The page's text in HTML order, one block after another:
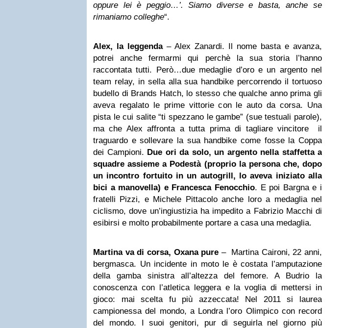
oppure lei è peggio…’. Siamo diverse e basta, anche se
rimaniamo colleghe“.
Alex, la leggenda– Alex Zanardi. Il nome basta e avanza,
potrei anche fermarmi qui perchè la sua storia l’hanno
raccontata tutti. Però…due medaglie d’oro e un argento nel
team relay, in sella alla sua handbike percorrendo il tortuoso
budello di Brands Hatch, lo stesso che qualche anno prima gli
aveva regalato le prime vittorie con le auto da corsa. Una
pista le cui salite “ti spezzano le gambe” (sue testuali parole),
ma che Alex affronta a tutta prima di tagliare vincitore il
traguardo e sollevare la sua handbike come fosse la Coppa
dei Campioni. Due ori da solo, un argento nella staffetta a
squadre assieme a Podestà (proprio la persona che, dopo
un incontro fortuito in un autogrill, lo aveva iniziato alla
bici a manovella) e Francesca Fenocchio. E poi Bargna e i
fratelli Pizzi, e Michele Pittacolo anche loro a medaglia nel
ciclismo, dove un’ingiustizia ha impedito a Fabrizio Macchi di
esibirsi e molto probabilmente portare a casa una medaglia.
Martina va di corsa, Oxana pure – Martina Caironi, 22 anni,
bergmasca. Un incidente in moto le è costata l’amputazione
della gamba sinistra all’altezza del femore. A Budrio la
conoscenza con l’atletica leggera e la voglia di mettersi in
gioco: mai scelta fu più azzeccata! Nel 2011 si laurea
campionessa del mondo, a Londra l’oro Olimpico con record
del mondo. I suoi genitori, pur di seguirla nel giorno più